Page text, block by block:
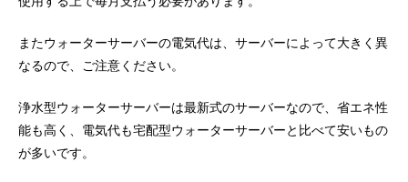
またウォーターサーバーの電気代は、サーバーによって大きく異
なるので、ご注意ください。
浄水型ウォーターサーバーは最新式のサーバーなので、省エネ性
能も高く、電気代も宅配型ウォーターサーバーと比べて安いもの
が多いです。